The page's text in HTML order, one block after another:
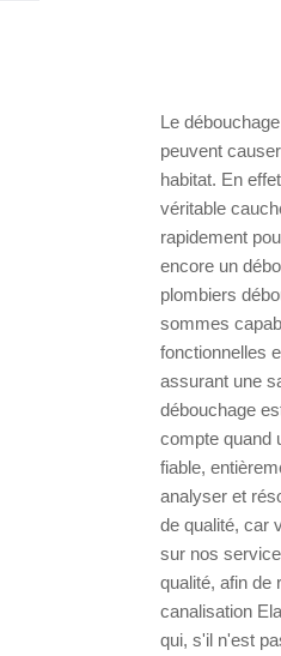
Le
peuvent
habitat. En
véritable
rapidement
encore un
plombiers
sommes
fonctionnelles
assurant une
débouchage
compte quand
fiable,
analyser et
de qualité, car
sur nos
qualité, afin de
canalisation
qui, s'il n'est